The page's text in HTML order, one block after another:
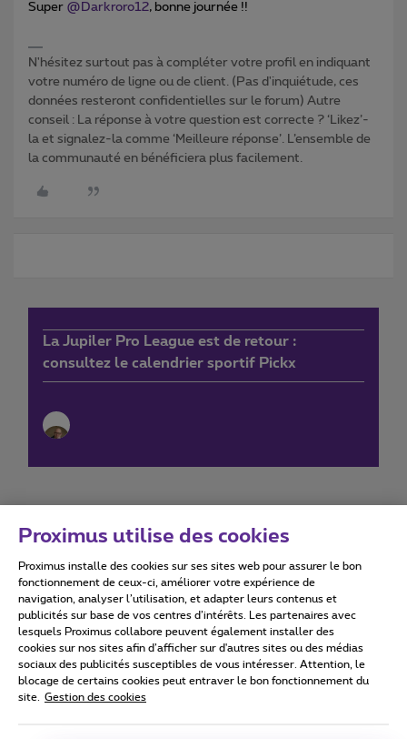
Super @Darkroro12, bonne journée !!
N'hésitez surtout pas à compléter votre profil en indiquant
votre numéro de ligne ou de client. (Pas d'inquiétude, ces
données resteront confidentielles sur le forum) Autre
conseil : La réponse à votre question est correcte ? ‘Likez’-
la et signalez-la comme ‘Meilleure réponse’. L’ensemble de
la communauté en bénéficiera plus facilement.
La Jupiler Pro League est de retour :
consultez le calendrier sportif Pickx
Conditions d'utilisation Accessibility statement
Tous droits réservés. © 2026 Proximus
Conditions générales, info consommateur
Proximus utilise des cookies
Proximus installe des cookies sur ses sites web pour assurer le bon
fonctionnement de ceux-ci, améliorer votre expérience de
navigation, analyser l’utilisation, et adapter leurs contenus et
publicités sur base de vos centres d’intérêts. Les partenaires avec
lesquels Proximus collabore peuvent également installer des
cookies sur nos sites afin d’afficher sur d'autres sites ou des médias
sociaux des publicités susceptibles de vous intéresser. Attention, le
blocage de certains cookies peut entraver le bon fonctionnement du
site.
Gestion des cookies